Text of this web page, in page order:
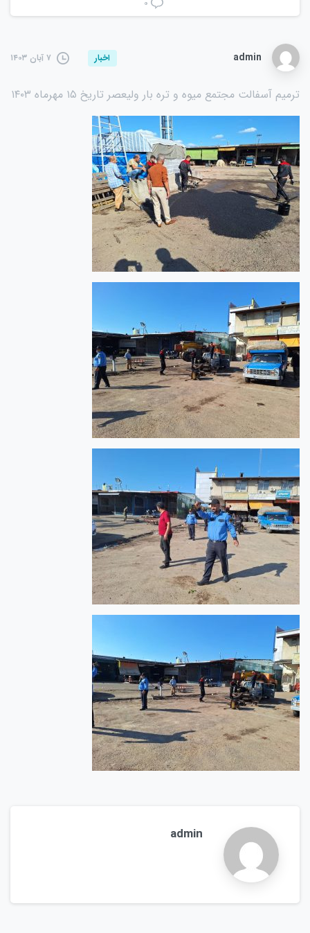
۰
admin اخبار ۷ آبان ۱۴۰۳
ترمیم آسفالت مجتمع میوه و تره بار ولیعصر تاریخ ۱۵ مهرماه ۱۴۰۳
admin